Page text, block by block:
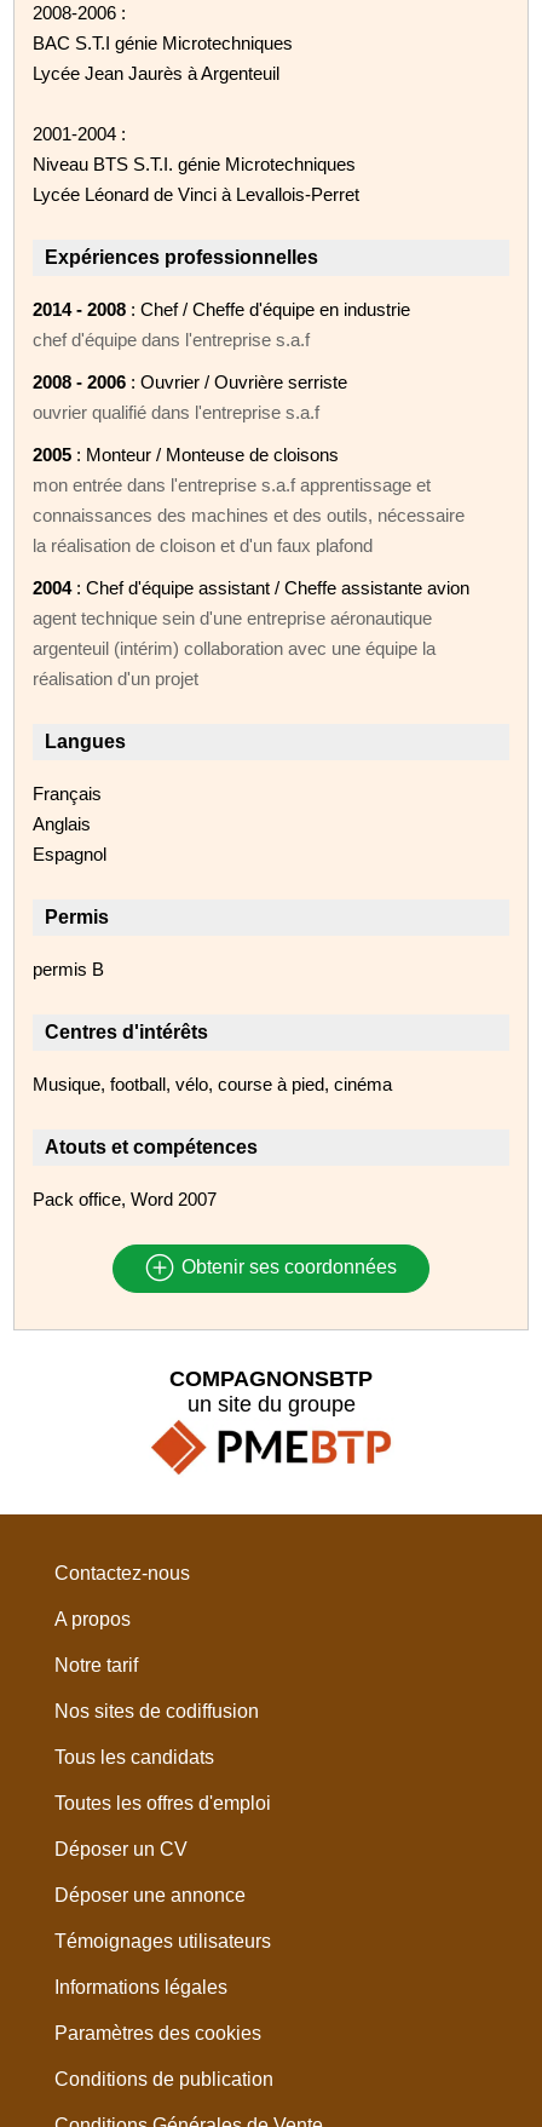
2008-2006 :
BAC S.T.I génie Microtechniques
Lycée Jean Jaurès à Argenteuil
2001-2004 :
Niveau BTS S.T.I. génie Microtechniques
Lycée Léonard de Vinci à Levallois-Perret
Expériences professionnelles
2014 - 2008 : Chef / Cheffe d'équipe en industrie
chef d'équipe dans l'entreprise s.a.f
2008 - 2006 : Ouvrier / Ouvrière serriste
ouvrier qualifié dans l'entreprise s.a.f
2005 : Monteur / Monteuse de cloisons
mon entrée dans l'entreprise s.a.f apprentissage et
connaissances des machines et des outils, nécessaire
la réalisation de cloison et d'un faux plafond
2004: Chef d'équipe assistant / Cheffe assistante avion
agent technique sein d'une entreprise aéronautique
argenteuil (intérim) collaboration avec une équipe la
réalisation d'un projet
Langues
Français
Anglais
Espagnol
Permis
permis B
Centres d'intérêts
Musique, football, vélo, course à pied, cinéma
Atouts et compétences
Pack office, Word 2007
Obtenir ses coordonnées
COMPAGNONSBTP
un site du groupe
Contactez-nous
A propos
Notre tarif
Nos sites de codiffusion
Tous les candidats
Toutes les offres d'emploi
Déposer un CV
Déposer une annonce
Témoignages utilisateurs
Informations légales
Paramètres des cookies
Conditions de publication